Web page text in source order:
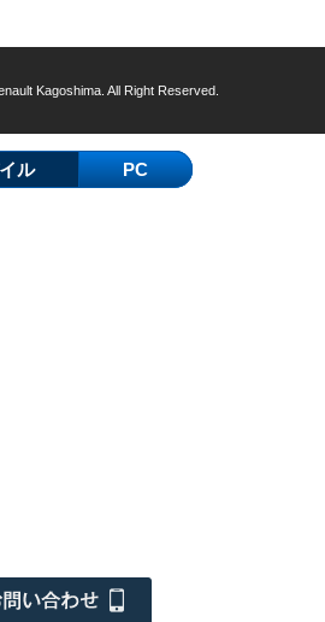
Kagoshima. All Right Reserved.
ル PC